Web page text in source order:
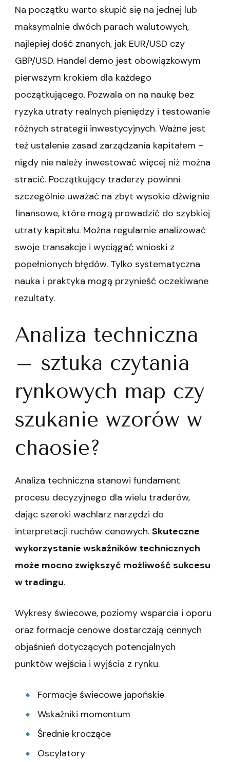
Na początku warto skupić się na jednej lub
maksymalnie dwóch parach walutowych,
najlepiej dość znanych, jak EUR/USD czy
GBP/USD. Handel demo jest obowiązkowym
pierwszym krokiem dla każdego
początkującego. Pozwala on na naukę bez
ryzyka utraty realnych pieniędzy i testowanie
różnych strategii inwestycyjnych. Ważne jest
też ustalenie zasad zarządzania kapitałem –
nigdy nie należy inwestować więcej niż można
stracić. Początkujący traderzy powinni
szczególnie uważać na zbyt wysokie dźwignie
finansowe, które mogą prowadzić do szybkiej
utraty kapitału. Można regularnie analizować
swoje transakcje i wyciągać wnioski z
popełnionych błędów. Tylko systematyczna
nauka i praktyka mogą przynieść oczekiwane
rezultaty.
Analiza techniczna
– sztuka czytania
rynkowych map czy
szukanie wzorów w
chaosie?
Analiza techniczna stanowi fundament
procesu decyzyjnego dla wielu traderów,
dając szeroki wachlarz narzędzi do
interpretacji ruchów cenowych. Skuteczne
wykorzystanie wskaźników technicznych
może mocno zwiększyć możliwość sukcesu
w tradingu.
Wykresy świecowe, poziomy wsparcia i oporu
oraz formacje cenowe dostarczają cennych
objaśnień dotyczących potencjalnych
punktów wejścia i wyjścia z rynku.
Formacje świecowe japońskie
Wskaźniki momentum
Średnie kroczące
Oscylatory